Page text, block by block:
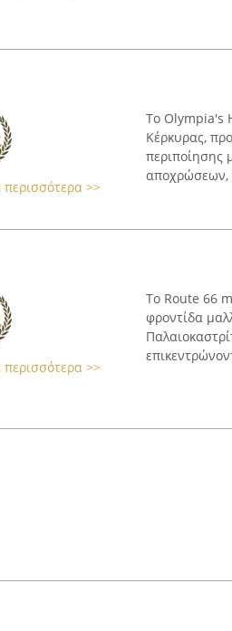
περισσότερα >>
Το Olympia's
Κέρκυρας,
περιποίησης
αποχρώσεων,
περισσότερα >>
Το Route 66
φροντίδα